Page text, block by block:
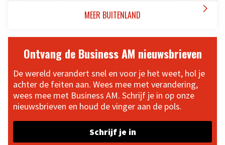
MEER BUITENLAND 
Ontvang de Business AM nieuwsbrieven
De wereld verandert snel en voor je het weet, hol je
achter de feiten aan. Wees mee met verandering,
wees mee met Business AM. Schrijf je in op onze
nieuwsbrieven en houd de vinger aan de pols.
Schrijf je in